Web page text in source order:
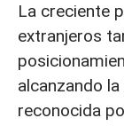
La creciente
extranjeros
alcanzando
reconocida